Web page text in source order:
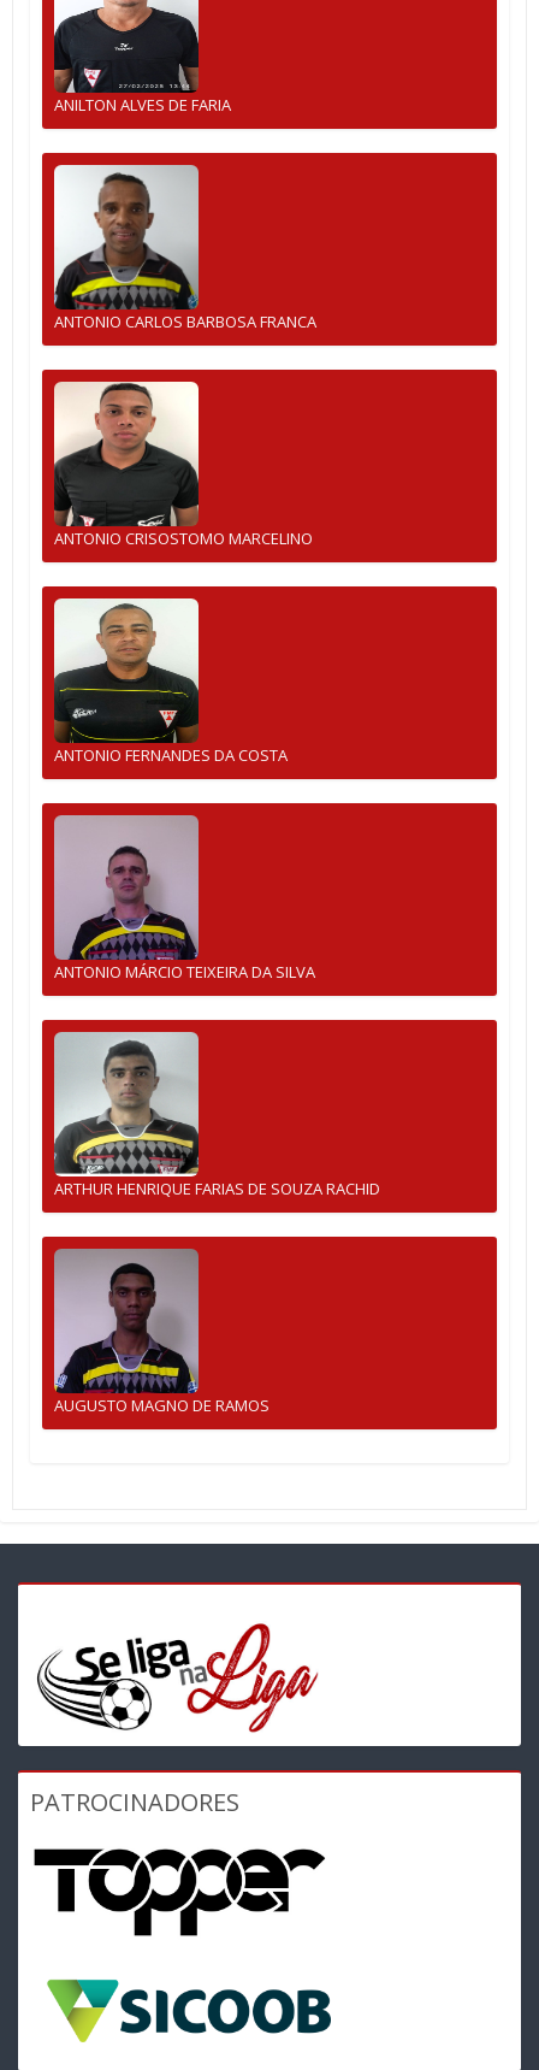
ANILTON ALVES DE FARIA
ANTONIO CARLOS BARBOSA FRANCA
ANTONIO CRISOSTOMO MARCELINO
ANTONIO FERNANDES DA COSTA
ANTONIO MÁRCIO TEIXEIRA DA SILVA
ARTHUR HENRIQUE FARIAS DE SOUZA RACHID
AUGUSTO MAGNO DE RAMOS
PATROCINADORES